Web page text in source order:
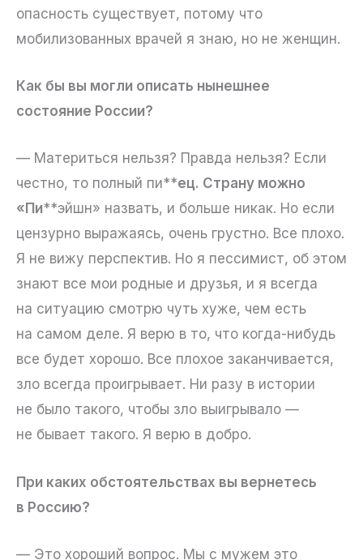
опасность существует, потому что
мобилизованных врачей я знаю, но не женщин.
Как бы вы могли описать нынешнее
состояние России?
— Материться нельзя? Правда нельзя? Если
честно, то полный пи**ец. Страну можно
«Пи**эйшн» назвать, и больше никак. Но если
цензурно выражаясь, очень грустно. Все плохо.
Я не вижу перспектив. Но я пессимист, об этом
знают все мои родные и друзья, и я всегда
на ситуацию смотрю чуть хуже, чем есть
на самом деле. Я верю в то, что когда-нибудь
все будет хорошо. Все плохое заканчивается,
зло всегда проигрывает. Ни разу в истории
не было такого, чтобы зло выигрывало —
не бывает такого. Я верю в добро.
При каких обстоятельствах вы вернетесь
в Россию?
— Это хороший вопрос. Мы с мужем это